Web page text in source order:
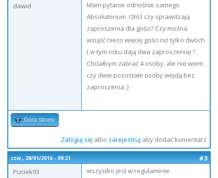
dawid
Mam pytanie odnośnie samego
Absolutorium. Otóż czy sprawdzają
zaproszenia dla gości? Czy można
wsiąść nieco więcej gości niż tylko dwóch
( w tym roku dają dwa zaproszenia) ?
Chciałbym zabrać 4 osoby, ale nie wiem
czy dwie pozostałe osoby wejdą bez
zaproszenia ;)
Góra strony
Zaloguj sięalbo zarejestruj aby dodać komentarz
czw., 28/01/2016 - 09:21
#3
Puciek93
wszystko jest w regulaminie